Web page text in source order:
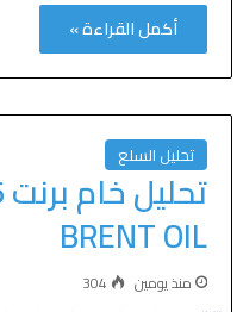
أكمل القراءة »
تحليل السلع
BRENT OIL
منذ يومين 304